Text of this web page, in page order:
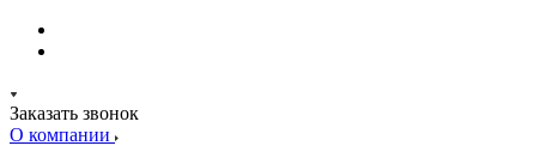
Заказать звонок
О компании